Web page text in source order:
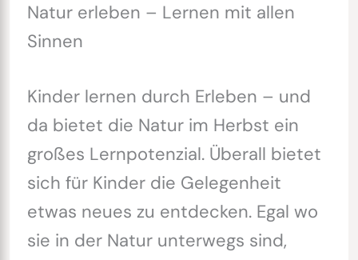
Natur erleben – Lernen mit allen
Sinnen
Kinder lernen durch Erleben – und
da bietet die Natur im Herbst ein
großes Lernpotenzial. Überall bietet
sich für Kinder die Gelegenheit
etwas neues zu entdecken. Egal wo
sie in der Natur unterwegs sind,